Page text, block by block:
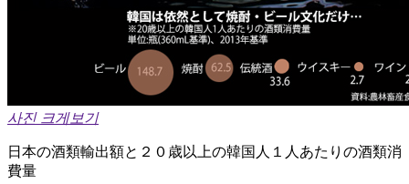
사진 크게보기
日本の酒類輸出額と２０歳以上の韓国人１人あたりの酒類消
費量